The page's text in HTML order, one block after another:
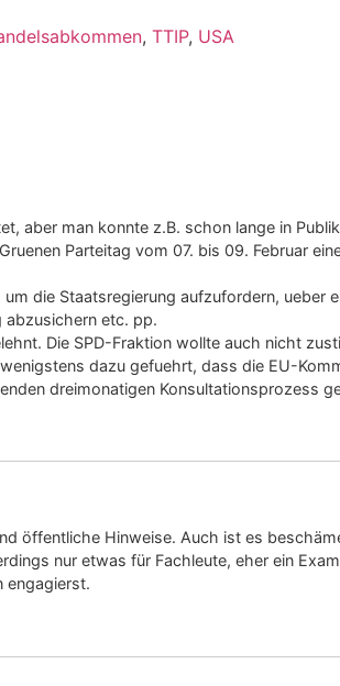
, TTIP, USA
aber man konnte z.B. schon lange in
Parteitag vom 07. bis 09. Februar
die Staatsregierung aufzufordern, ueber
abzusichern etc. pp.
Die SPD-Fraktion wollte auch nicht
dazu gefuehrt, dass die EU-
dreimonatigen Konsultationsprozess
öffentliche Hinweise. Auch ist es
nur etwas für Fachleute, eher ein
engagierst.